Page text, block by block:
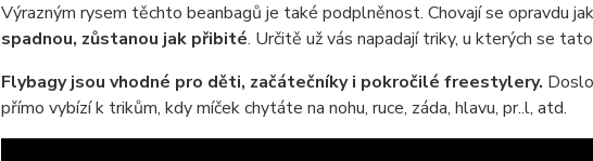
Výrazným rysem těchto beanbagů je také podplněnost. Chovají se opravdu
spadnou, zůstanou jak přibité. Určitě už vás napadají triky, u kterých se
Flybagy jsou vhodné pro děti, začátečníky i pokročilé freestylery.
přímo vybízí k trikům, kdy míček chytáte na nohu, ruce, záda, hlavu, pr..l, atd.